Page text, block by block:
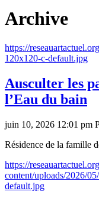
Archive
https://
120x120-c-default.jpg
Ausculter les
l’Eau du bain
juin 10, 2026 12:01 pm
Résidence de la famille
https://
content/uploads/2026/
default.jpg